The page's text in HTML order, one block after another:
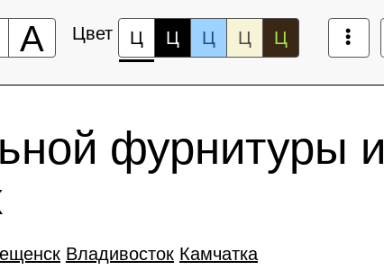
А Цвет Ц Ц Ц Ц Ц
фурнитуры и
Владивосток Камчатка